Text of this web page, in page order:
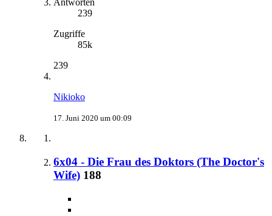
Antworten
239
Zugriffe
85k
239
Nikioko
17. Juni 2020 um 00:09
6x04 - Die Frau des Doktors (The Doctor's
Wife) 188